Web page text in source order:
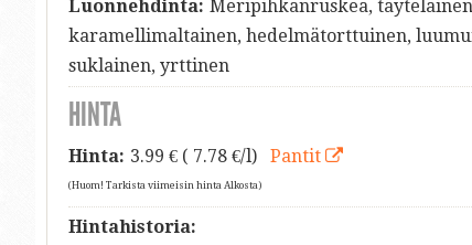
Luonnehdinta: Meripihkanruskea,
karamellimaltainen, hedelmätorttuinen,
suklainen, yrttinen
HINTA
Hinta: 3.99 € ( 7.78 €/l) Pantit
(Huom! Tarkista viimeisin hinta Alkosta)
Hintahistoria: